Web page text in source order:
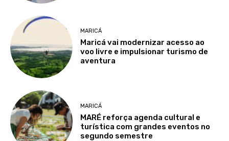
MARICÁ
Maricá vai modernizar acesso ao
voo livre e impulsionar turismo de
aventura
MARICÁ
MARÉ reforça agenda cultural e
turística com grandes eventos no
segundo semestre